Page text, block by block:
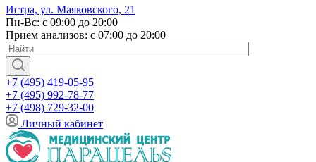
Истра, ул. Маяковского, 21
Пн-Вс: с 09:00 до 20:00
Приём анализов: с 07:00 до 20:00
+7 (495) 419-05-95
+7 (495) 992-78-77
+7 (498) 729-32-00
Личный кабинет